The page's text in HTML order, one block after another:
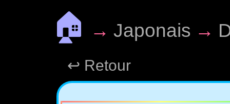
🏠 → Japonais →
↩ Retour